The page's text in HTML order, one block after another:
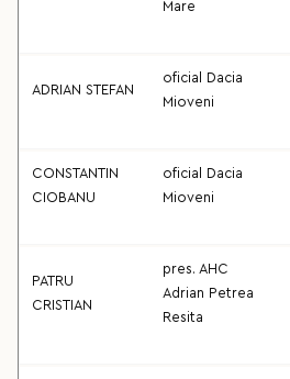
Mare
ADRIAN STEFAN
oficial Dacia
Mioveni
CONSTANTIN
CIOBANU
oficial Dacia
Mioveni
PATRU
CRISTIAN
pres. AHC
Adrian Petrea
Resita